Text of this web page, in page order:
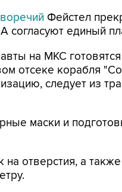
Фейстел
согласуют единый
на МКС
отсеке корабля
следует из
маски и
отверстия, а